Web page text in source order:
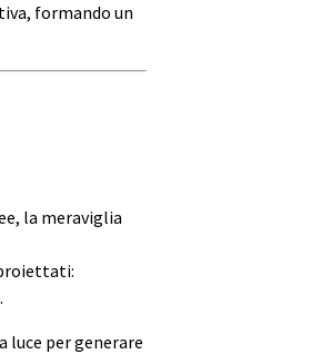
formando un
la meraviglia
luce per generare